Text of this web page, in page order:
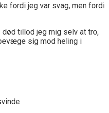
fordi jeg var svag, men fordi
tillod jeg mig selv at tro,
sig mod heling i